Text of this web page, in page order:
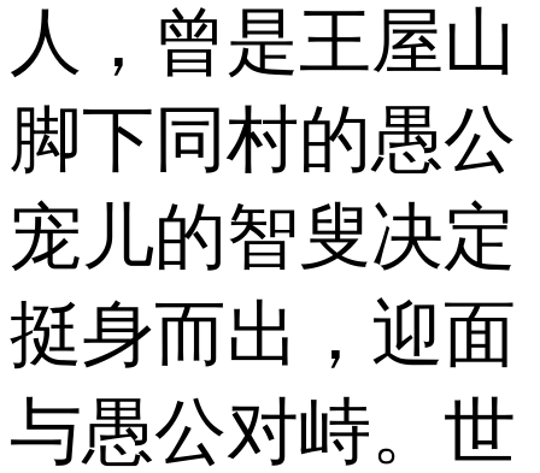
人，曾是王屋山
脚下同村的愚公
宠儿的智叟决定
挺身而出，迎面
与愚公对峙。世